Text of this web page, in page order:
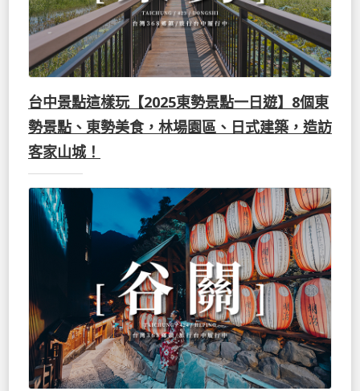
台中景點這樣玩【2025東勢景點一日遊】8個東
勢景點、東勢美食，林場園區、日式建築，造訪
客家山城！